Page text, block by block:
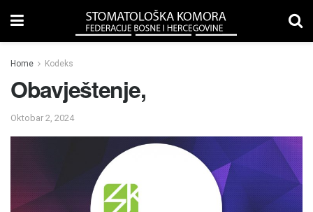
Home Kodeks
Obavještenje,
Oktobar 2, 2024